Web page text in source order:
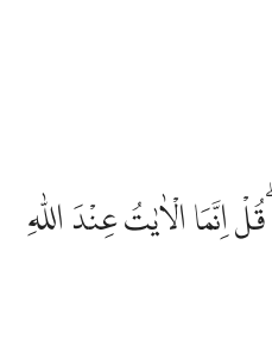
اِنَّمَا الْاٰيٰتُ عِنْدَ اللّٰهِ